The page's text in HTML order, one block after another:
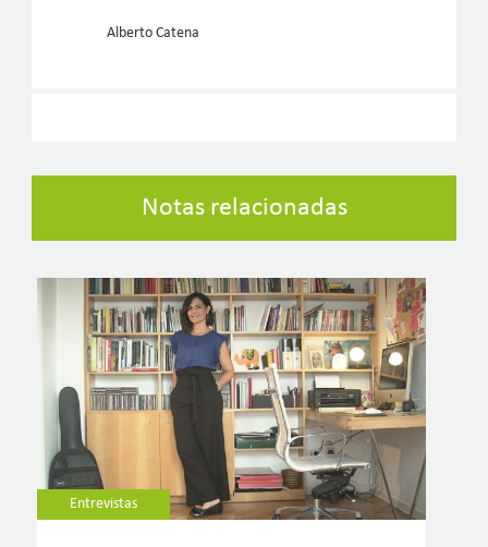
Alberto Catena
Notas relacionadas
Entrevistas